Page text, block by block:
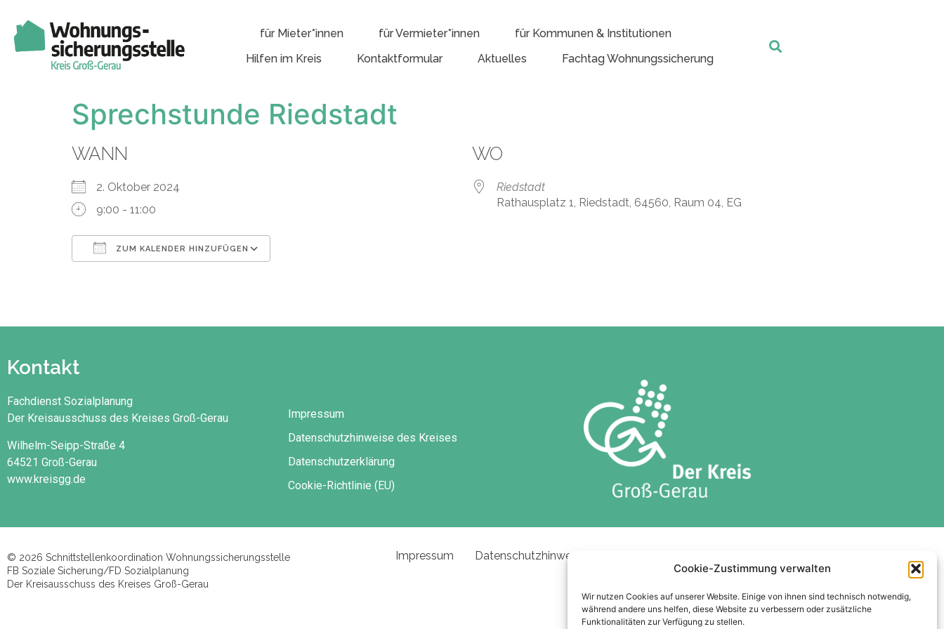
Cookie-Zustimmung verwalten
Wir nutzen Cookies auf unserer Website. Einige von ihnen sind technisch notwendig,
während andere uns helfen, diese Website zu verbessern oder zusätzliche
Funktionalitäten zur Verfügung zu stellen.
für Mieter*innen für Vermieter*innen
für Kommunen & Institutionen
Hilfen im Kreis
Kontaktformular Aktuelles Fachtag Wohnungssicherung
Sprechstunde Riedstadt
WANN
2. Oktober 2024
9:00 - 11:00
ZUM KALENDER HINZUFÜGEN
WO
Riedstadt
Rathausplatz 1, Riedstadt, 64560, Raum 04, EG
Kontakt
Fachdienst Sozialplanung
Der Kreisausschuss des Kreises Groß-Gerau
Wilhelm-Seipp-Straße 4
64521 Groß-Gerau
www.kreisgg.de
Impressum
Datenschutzhinweise des Kreises
Datenschutzerklärung
Cookie-Richtlinie (EU)
© 2026 Schnittstellenkoordination Wohnungssicherungsstelle
FB Soziale Sicherung/FD Sozialplanung
Der Kreisausschuss des Kreises Groß-Gerau
Impressum Datenschutzhinweise des Kreises